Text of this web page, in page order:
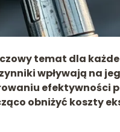
temat dla
wpływają na
efektywności
obniżyć koszty